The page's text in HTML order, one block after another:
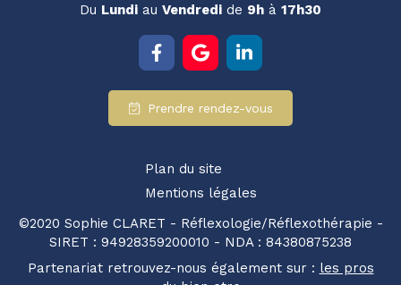
Du Lundi au Vendredi de 9h à 17h30
Prendre rendez-vous
Plan du site
Mentions légales
©2020 Sophie CLARET - Réflexologie/Réflexothérapie -
SIRET : 94928359200010 - NDA : 84380875238
Partenariat retrouvez-nous également sur : les pros